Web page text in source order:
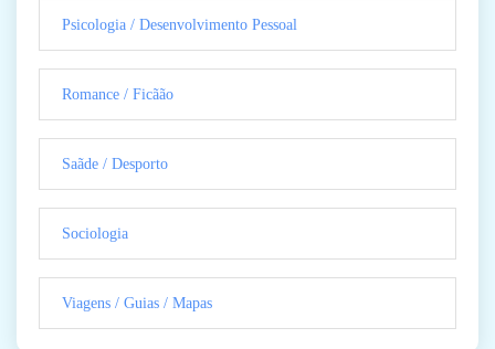
Psicologia / Desenvolvimento Pessoal
Romance / Ficãão
Saãde / Desporto
Sociologia
Viagens / Guias / Mapas